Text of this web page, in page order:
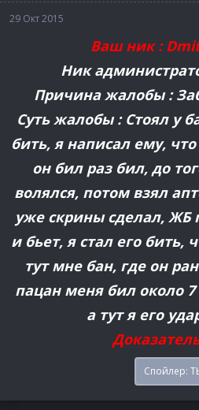
29 Окт 2015
Ваш ник :
Ник
Причина жалобы :
Суть жалобы : Стоял у
бить, я написал ему,
он бил раз бил, до
волялся, потом взял
уже скрины сделал, ЖБ
и бьет, я стал его бить,
тут мне бан, где он
пацан меня бил около
а тут я его
Спойлер: